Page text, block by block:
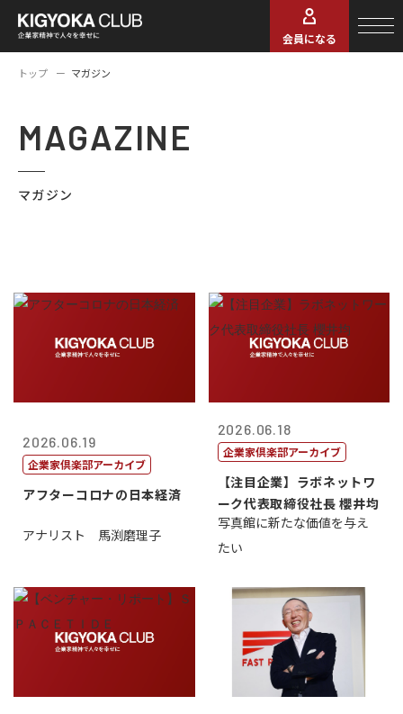
会員になる
トップ マガジン
MAGAZINE
マガジン
2026.06.19
企業家倶楽部アーカイブ
アフターコロナの日本経済
アナリスト 馬渕磨理子
2026.06.18
企業家倶楽部アーカイブ
【注目企業】ラボネットワ
ーク代表取締役社長 櫻井均
写真館に新たな価値を与え
たい